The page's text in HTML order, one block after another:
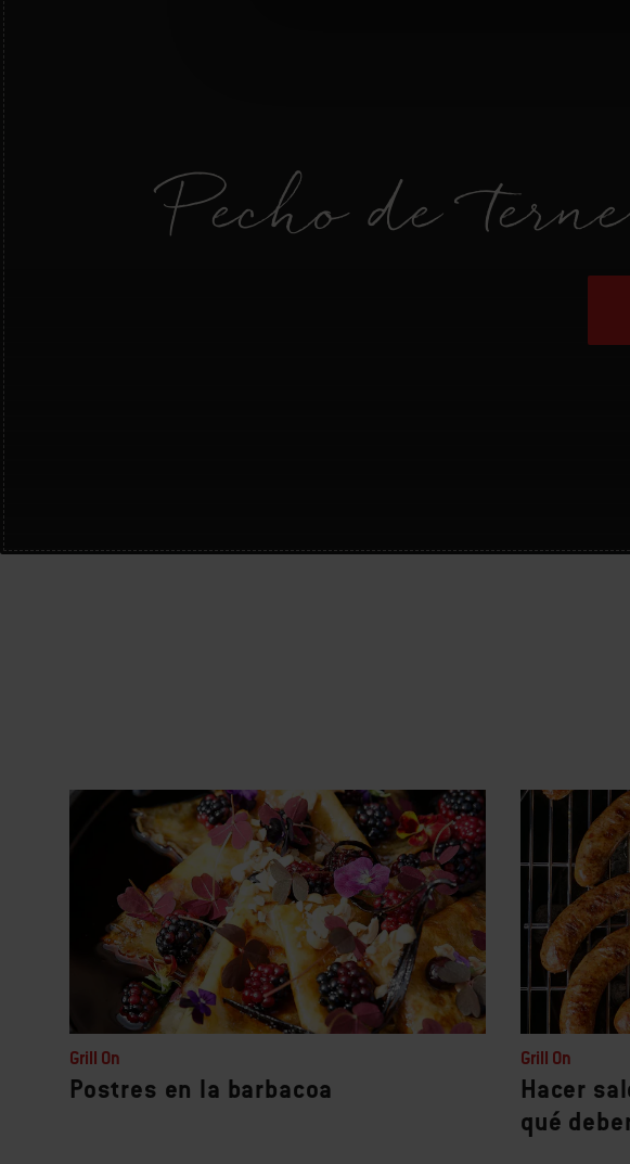
Pecho de
Grill On
Postres en la barbacoa
Grill On
Hacer
qué